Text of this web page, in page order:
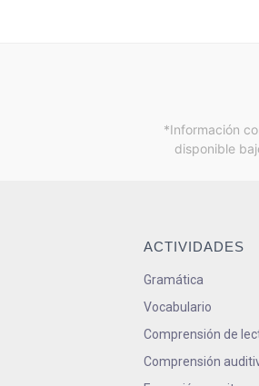
*Información
disponible
ACTIVIDADES
Gramática
Vocabulario
Comprensión de
Comprensión